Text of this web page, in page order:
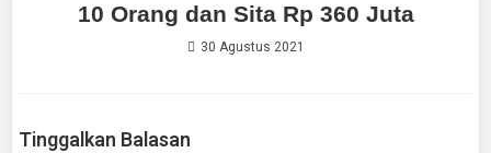
10 Orang dan Sita Rp 360 Juta
30 Agustus 2021
Tinggalkan Balasan